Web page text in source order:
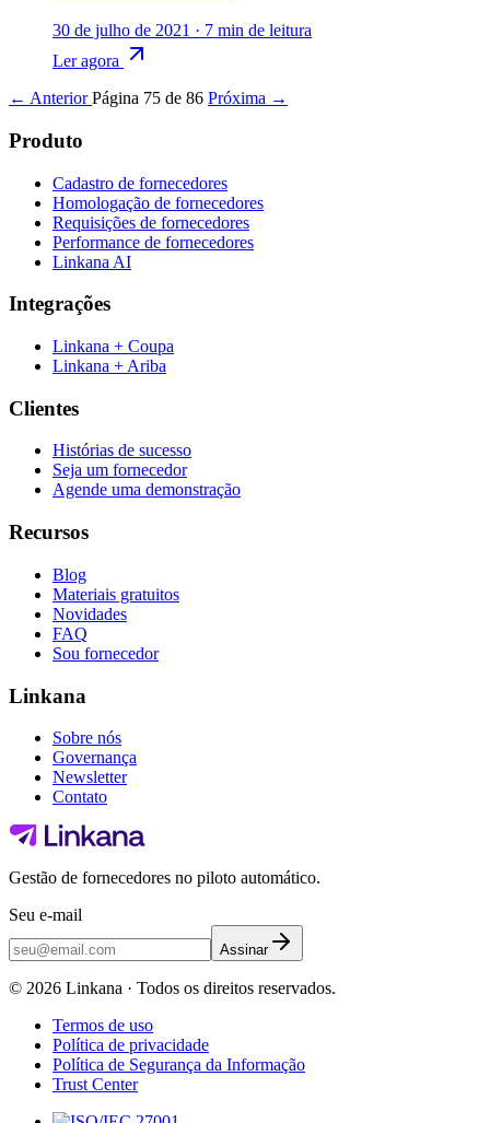
30 de julho de 2021 · 7 min de leitura
Ler agora
← AnteriorPágina 75 de 86 Próxima →
Produto
Cadastro de fornecedores
Homologação de fornecedores
Requisições de fornecedores
Performance de fornecedores
Linkana AI
Integrações
Linkana + Coupa
Linkana + Ariba
Clientes
Histórias de sucesso
Seja um fornecedor
Agende uma demonstração
Recursos
Blog
Materiais gratuitos
Novidades
FAQ
Sou fornecedor
Linkana
Sobre nós
Governança
Newsletter
Contato
Gestão de fornecedores no piloto automático.
Seu e-mail
Assinar
© 2026 Linkana · Todos os direitos reservados.
Termos de uso
Política de privacidade
Política de Segurança da Informação
Trust Center